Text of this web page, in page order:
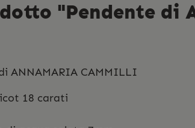
"Pendente di
ANNAMARIA CAMMILLI
18 carati